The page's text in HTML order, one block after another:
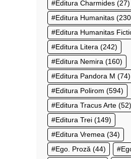
Editura Charmides (27)
Editura Humanitas
Editura Humanitas
Editura Litera (242)
Editura Nemira (160)
Editura Pandora M (74)
Editura Polirom (594)
Editura Tracus Arte (52)
Editura Trei (149)
Editura Vremea (34)
Ego. Proză (44)